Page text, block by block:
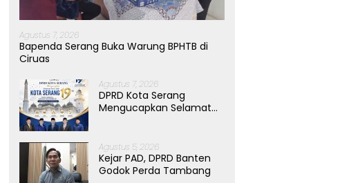
Agustus 7, 2026
Bapenda Serang Buka Warung BPHTB di
Ciruas
Agustus 7, 2026
DPRD Kota Serang
Mengucapkan Selamat
Agustus 5, 2026
Kejar PAD, DPRD Banten
Godok Perda Tambang